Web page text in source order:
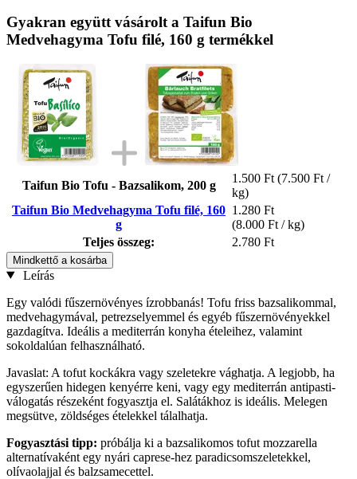
Gyakran együtt vásárolt a Taifun Bio
Medvehagyma Tofu filé, 160 g termékkel
Taifun Bio Tofu - Bazsalikom, 200 g
1.500 Ft (7.500 Ft /
kg)
Taifun Bio Medvehagyma Tofu filé, 160
g
1.280 Ft
(8.000 Ft / kg)
Teljes összeg:
2.780 Ft
Mindkettő a kosárba
Leírás
Egy valódi fűszernövényes ízrobbanás! Tofu friss bazsalikommal,
medvehagymával, petrezselyemmel és egyéb fűszernövényekkel
gazdagítva. Ideális a mediterrán konyha ételeihez, valamint
sokoldalúan felhasználható.
Javaslat: A tofut kockákra vagy szeletekre vághatja. A legjobb, ha
egyszerűen hidegen kenyérre keni, vagy egy mediterrán antipasti-
válogatás részeként fogyasztja el. Salátákhoz is ideális. Melegen
megsütve, zöldséges ételekkel tálalhatja.
Fogyasztási tipp: próbálja ki a bazsalikomos tofut mozzarella
alternatívaként egy nyári caprese-hez paradicsomszeletekkel,
olívaolajjal és balzsamecettel.